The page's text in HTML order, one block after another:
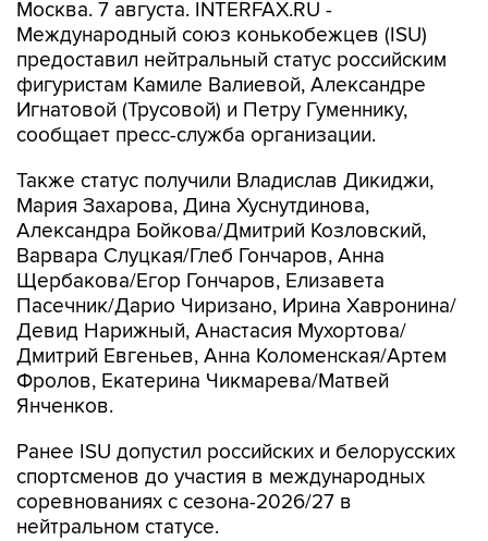
Москва. 7 августа. INTERFAX.RU -
Международный союз конькобежцев (ISU)
предоставил нейтральный статус российским
фигуристам Камиле Валиевой, Александре
Игнатовой (Трусовой) и Петру Гуменнику,
сообщает пресс-служба организации.
Также статус получили Владислав Дикиджи,
Мария Захарова, Дина Хуснутдинова,
Александра Бойкова/Дмитрий Козловский,
Варвара Слуцкая/Глеб Гончаров, Анна
Щербакова/Егор Гончаров, Елизавета
Пасечник/Дарио Чиризано, Ирина Хавронина/
Девид Нарижный, Анастасия Мухортова/
Дмитрий Евгеньев, Анна Коломенская/Артем
Фролов, Екатерина Чикмарева/Матвей
Янченков.
Ранее ISU допустил российских и белорусских
спортсменов до участия в международных
соревнованиях с сезона-2026/27 в
нейтральном статусе.